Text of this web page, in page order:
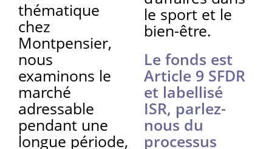
thématique
chez
Montpensier,
nous
examinons le
marché
adressable
pendant une
longue période,
le sport et le
bien-être.
Le fonds est
Article 9 SFDR
et labellisé
ISR, parlez-
nous du
processus